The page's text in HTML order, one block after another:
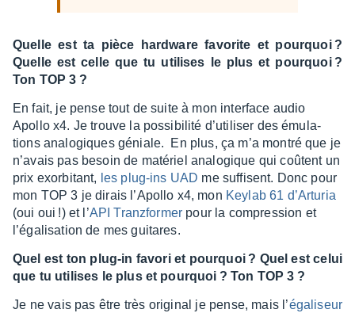
Quelle est ta pièce hard­ware favo­rite et pourquoi ?
Quelle est celle que tu utilises le plus et pourquoi ?
Ton TOP 3 ?
En fait, je pense tout de suite à mon inter­face audio
Apollo x4. Je trouve la possi­bi­lité d’uti­li­ser des émula­
tions analo­giques géniale. En plus, ça m’a montré que je
n’avais pas besoin de maté­riel analo­gique qui coûtent un
prix exor­bi­tant, les plug-ins UAD me suffisent. Donc pour
mon TOP 3 je dirais l’Apollo x4, mon Keylab 61 d’Ar­tu­ria
(oui oui !) et l’API Tranz­for­mer pour la compres­sion et
l’éga­li­sa­tion de mes guitares.
Quel est ton plug-in favori et pourquoi ? Quel est celui
que tu utilises le plus et pourquoi ? Ton TOP 3 ?
Je ne vais pas être très origi­nal je pense, mais l’égali­seur